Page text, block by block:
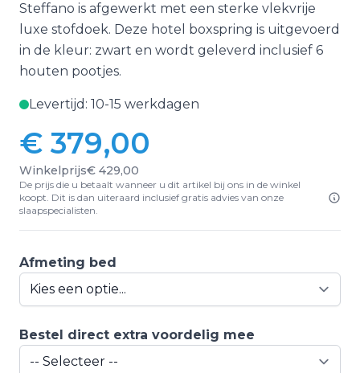
Steffano is afgewerkt met een sterke vlekvrije
luxe stofdoek. Deze hotel boxspring is uitgevoerd
in de kleur: zwart en wordt geleverd inclusief 6
houten pootjes.
Levertijd: 10-15 werkdagen
Vanaf:
€ 379,00
Winkelprijs€ 429,00
De prijs die u betaalt wanneer u dit artikel bij ons in de winkel
koopt. Dit is dan uiteraard inclusief gratis advies van onze
slaapspecialisten.
Afmeting bed
Bestel direct extra voordelig mee